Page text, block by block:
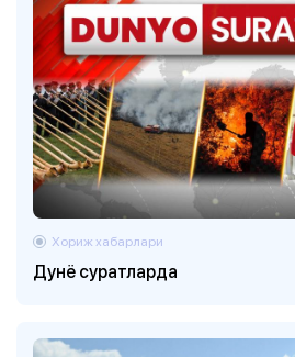
Дунё суратларда
Хориж хабарлари